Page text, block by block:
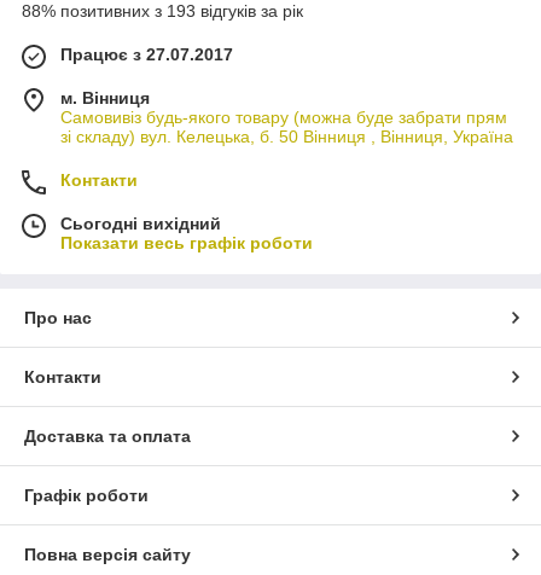
88% позитивних з 193 відгуків за рік
Працює з 27.07.2017
м. Вінниця
Самовивіз будь-якого товару (можна буде забрати прям
зі складу) вул. Келецька, б. 50 Вінниця , Вінниця, Україна
Контакти
Сьогодні вихідний
Показати весь графік роботи
Про нас
Контакти
Доставка та оплата
Графік роботи
Повна версія сайту